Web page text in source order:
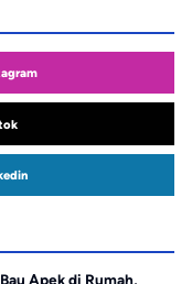
Apek di Rumah,